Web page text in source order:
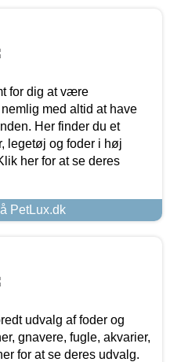
for dig at være
med altid at have
Her finder du et
legetøj og foder i høj
her for at se deres
PetLux.dk
udvalg af foder og
gnavere, fugle, akvarier,
for at se deres udvalg.